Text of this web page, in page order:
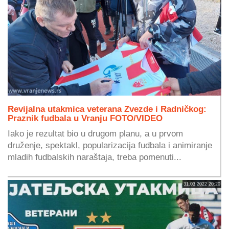
Revijalna utakmica veterana Zvezde i Radničkog:
Praznik fudbala u Vranju FOTO/VIDEO
Iako je rezultat bio u drugom planu, a u prvom
druženje, spektakl, popularizacija fudbala i animiranje
mladih fudbalskih naraštaja, treba pomenuti...
31.03.2022 20:20